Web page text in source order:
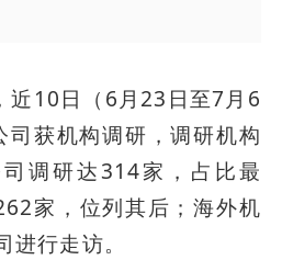
近10日（6月23日至7月6
调研达314家，占比最
家，位列其后；海外机
行走访。